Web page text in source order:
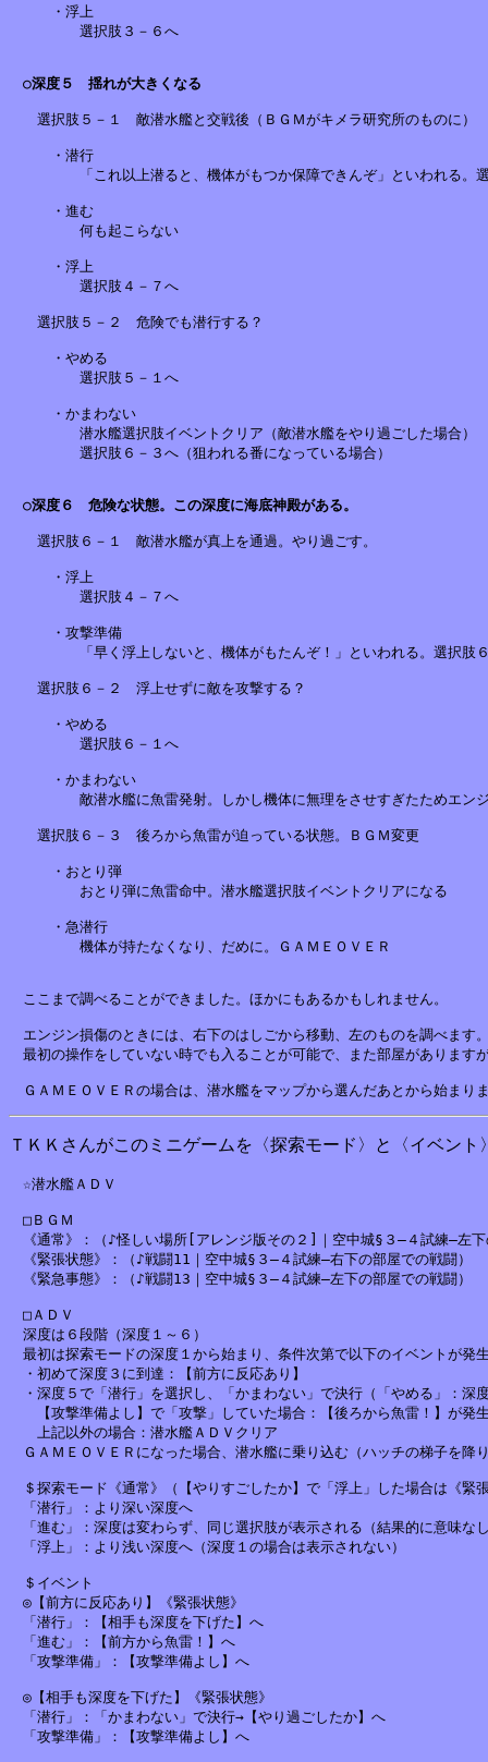
・浮上
選択肢３－６へ
○深度５　揺れが大きくなる
選択肢５－１　敵潜水艦と交戦後（ＢＧＭがキメラ研究所のものに）
・潜行
「これ以上潜ると、機体がもつか保障できんぞ」といわれる。選
・進む
何も起こらない
・浮上
選択肢４－７へ
選択肢５－２　危険でも潜行する？
・やめる
選択肢５－１へ
・かまわない
潜水艦選択肢イベントクリア（敵潜水艦をやり過ごした場合）
選択肢６－３へ（狙われる番になっている場合）
○深度６　危険な状態。この深度に海底神殿がある。
選択肢６－１　敵潜水艦が真上を通過。やり過ごす。
・浮上
選択肢４－７へ
・攻撃準備
「早く浮上しないと、機体がもたんぞ！」といわれる。選択肢６
選択肢６－２　浮上せずに敵を攻撃する？
・やめる
選択肢６－１へ
・かまわない
敵潜水艦に魚雷発射。しかし機体に無理をさせすぎたためエンジ
選択肢６－３　後ろから魚雷が迫っている状態。ＢＧＭ変更
・おとり弾
おとり弾に魚雷命中。潜水艦選択肢イベントクリアになる
・急潜行
機体が持たなくなり、だめに。ＧＡＭＥＯＶＥＲ
ここまで調べることができました。ほかにもあるかもしれません。
エンジン損傷のときには、右下のはしごから移動、左のものを調べます
最初の操作をしていない時でも入ることが可能で、また部屋があります
ＴＫＫさんがこのミニゲームを〈探索モード〉と〈イベン
☆潜水艦ＡＤＶ
□ＢＧＭ
《通常》：（♪怪しい場所[アレンジ版その２]｜空中城§３―４試練―左下
《緊張状態》：（♪戦闘11｜空中城§３―４試練―右下の部屋での戦闘）
《緊急事態》：（♪戦闘13｜空中城§３―４試練―左下の部屋での戦闘）
□ＡＤＶ
深度は６段階（深度１～６）
最初は探索モードの深度１から始まり、条件次第で以下のイベントが発
・初めて深度３に到達：【前方に反応あり】
・深度５で「潜行」を選択し、「かまわない」で決行（「やめる」：深
【攻撃準備よし】で「攻撃」していた場合：【後ろから魚雷！】が発
上記以外の場合：潜水艦ＡＤＶクリア
ＧＡＭＥＯＶＥＲになった場合、潜水艦に乗り込む（ハッチの梯子を降
＄探索モード《通常》（【やりすごしたか】で「浮上」した場合は《緊
「潜行」：より深い深度へ
「進む」：深度は変わらず、同じ選択肢が表示される（結果的に意味な
「浮上」：より浅い深度へ（深度１の場合は表示されない）
＄イベント
◎【前方に反応あり】《緊張状態》
「潜行」：【相手も深度を下げた】へ
「進む」：【前方から魚雷！】へ
「攻撃準備」：【攻撃準備よし】へ
◎【相手も深度を下げた】《緊張状態》
「潜行」：「かまわない」で決行→【やり過ごしたか】へ
「攻撃準備」：【攻撃準備よし】へ